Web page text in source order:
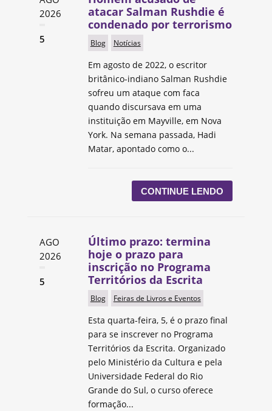
2026
5
atacar Salman Rushdie é
condenado por terrorismo
Blog Notícias
Em agosto de 2022, o escritor
britânico-indiano Salman Rushdie
sofreu um ataque com faca
quando discursava em uma
instituição em Mayville, em Nova
York. Na semana passada, Hadi
Matar, apontado como o...
CONTINUE LENDO
AGO
2026
5
Último prazo: termina
hoje o prazo para
inscrição no Programa
Territórios da Escrita
Blog Feiras de Livros e Eventos
Esta quarta-feira, 5, é o prazo final
para se inscrever no Programa
Territórios da Escrita. Organizado
pelo Ministério da Cultura e pela
Universidade Federal do Rio
Grande do Sul, o curso oferece
formação...